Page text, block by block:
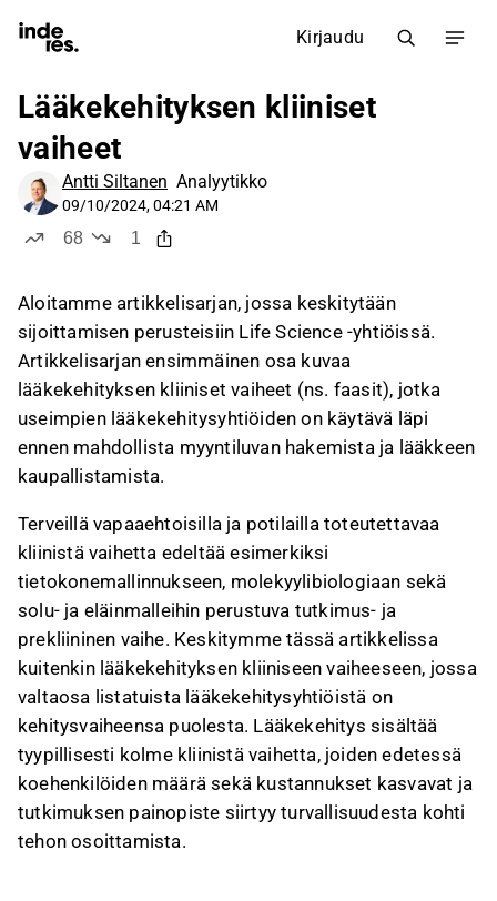
Kirjaudu
Lääkekehityksen kliiniset
vaiheet
Antti Siltanen Analyytikko
09/10/2024, 04:21 AM
68
1
Aloitamme artikkelisarjan, jossa keskitytään
sijoittamisen perusteisiin Life Science -yhtiöissä.
Artikkelisarjan ensimmäinen osa kuvaa
lääkekehityksen kliiniset vaiheet (ns. faasit), jotka
useimpien lääkekehitysyhtiöiden on käytävä läpi
ennen mahdollista myyntiluvan hakemista ja lääkkeen
kaupallistamista.
Terveillä vapaaehtoisilla ja potilailla toteutettavaa
kliinistä vaihetta edeltää esimerkiksi
tietokonemallinnukseen, molekyylibiologiaan sekä
solu- ja eläinmalleihin perustuva tutkimus- ja
prekliininen vaihe. Keskitymme tässä artikkelissa
kuitenkin lääkekehityksen kliiniseen vaiheeseen, jossa
valtaosa listatuista lääkekehitysyhtiöistä on
kehitysvaiheensa puolesta. Lääkekehitys sisältää
tyypillisesti kolme kliinistä vaihetta, joiden edetessä
koehenkilöiden määrä sekä kustannukset kasvavat ja
tutkimuksen painopiste siirtyy turvallisuudesta kohti
tehon osoittamista.